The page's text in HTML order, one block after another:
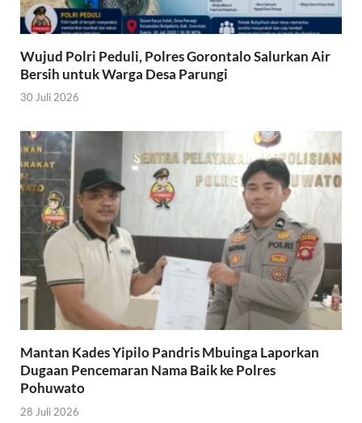
Wujud Polri Peduli, Polres Gorontalo Salurkan Air
Bersih untuk Warga Desa Parungi
30 Juli 2026
Mantan Kades Yipilo Pandris Mbuinga Laporkan
Dugaan Pencemaran Nama Baik ke Polres
Pohuwato
28 Juli 2026